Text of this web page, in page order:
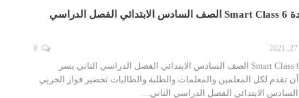
تحضير فواز الحربي مادة Smart Class 6 الصف السادس الابتدائي الفصل الدراسي
تحضير فواز الحربي مادة Smart Class 6 الصف السادس الابتدائي الفصل الدراسي الثاني يسر
تقدم لكل المعلمين والمعلمات والطلبة والطالبات تحضير فواز الحربي